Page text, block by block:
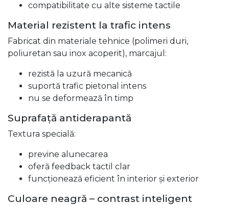
compatibilitate cu alte sisteme tactile
Material rezistent la trafic intens
Fabricat din materiale tehnice (polimeri duri,
poliuretan sau inox acoperit), marcajul:
rezistă la uzură mecanică
suportă trafic pietonal intens
nu se deformează în timp
Suprafață antiderapantă
Textura specială:
previne alunecarea
oferă feedback tactil clar
funcționează eficient în interior și exterior
Culoare neagră – contrast inteligent